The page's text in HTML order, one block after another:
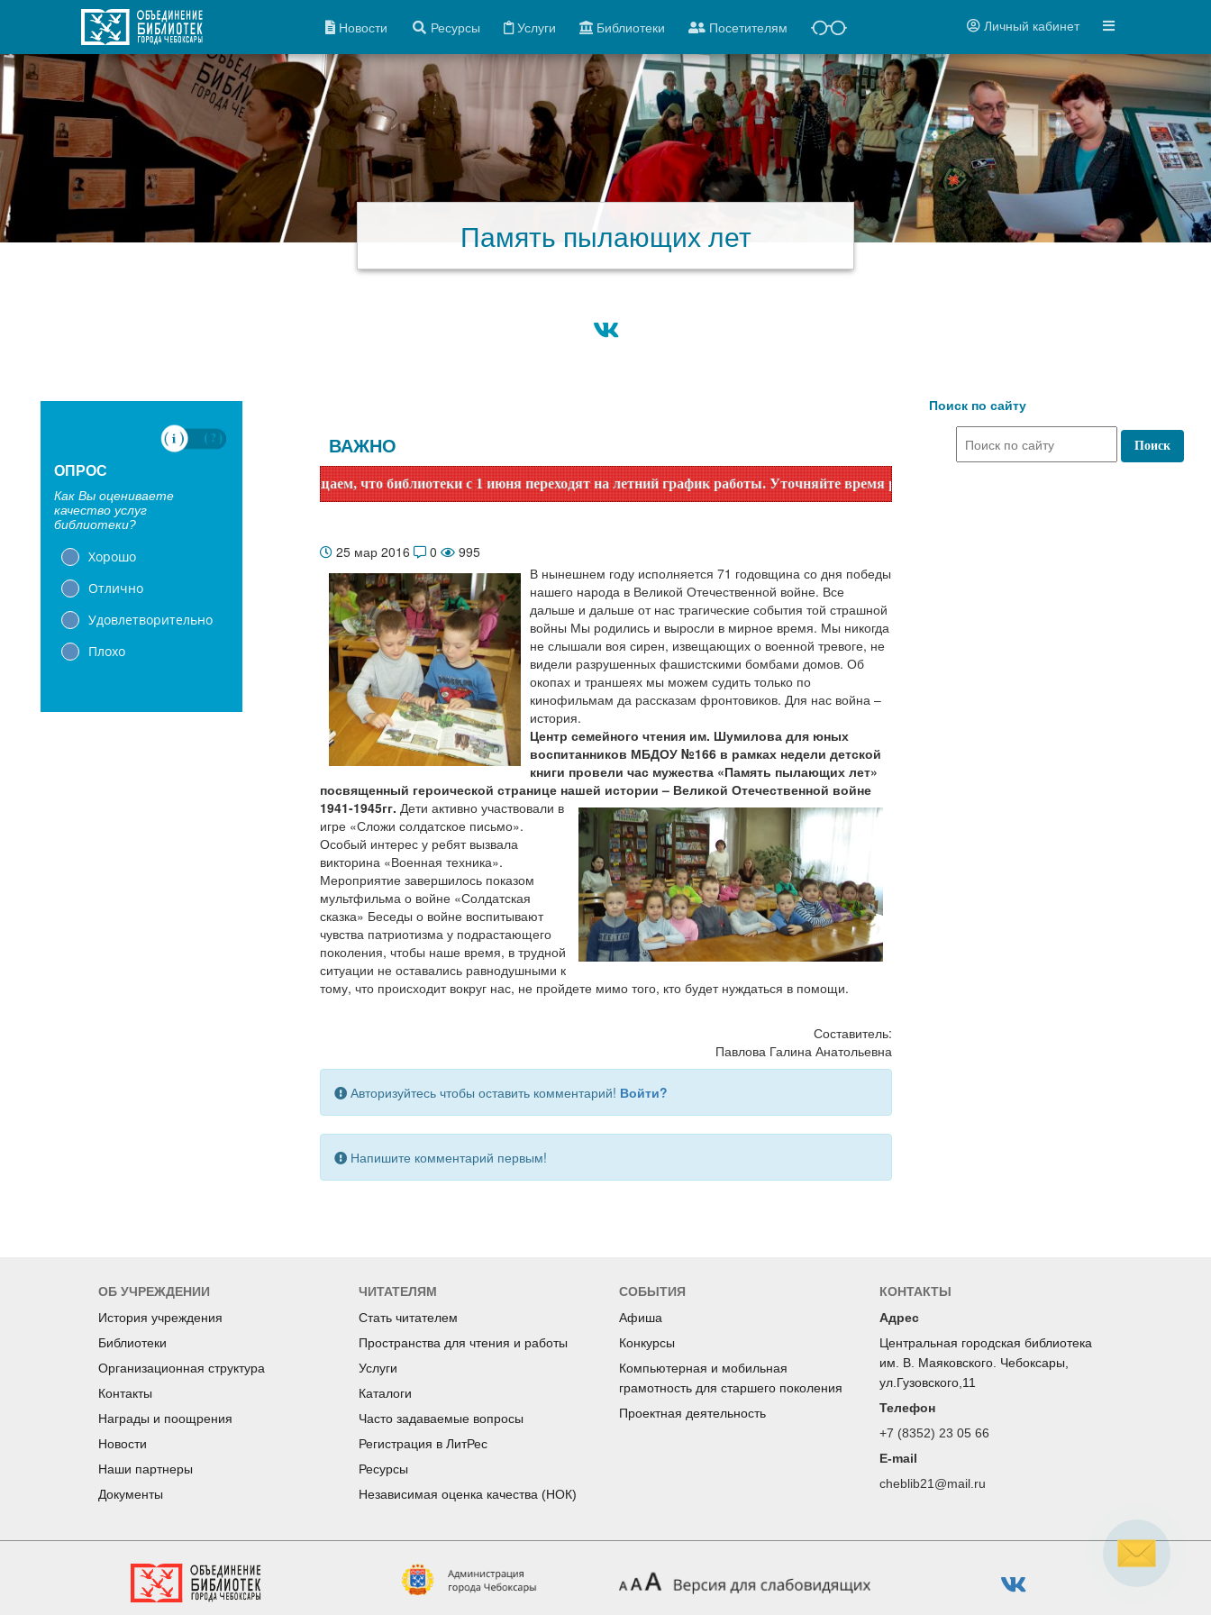
Новости Ресурсы Услуги Библиотеки Посетителям Личный кабинет
Память пылающих лет
ОПРОС
Как Вы оцениваете
качество услуг
библиотеки?
Хорошо
Отлично
Удовлетворительно
Плохо
ВАЖНО
Уважаемые читатели! Сообщаем, что библиотеки с 1 июня переходят на летний график работы. Уточняйте время работы по номеру телефона или на сайте в разделе
25 мар 2016 0
995
В нынешнем году исполняется 71 годовщина со дня победы
нашего народа в Великой Отечественной войне. Все
дальше и дальше от нас трагические события той страшной
войны Мы родились и выросли в мирное время. Мы никогда
не слышали воя сирен, извещающих о военной тревоге, не
видели разрушенных фашистскими бомбами домов. Об
окопах и траншеях мы можем судить только по
кинофильмам да рассказам фронтовиков. Для нас война –
история.
Центр семейного чтения им. Шумилова для юных
воспитанников МБДОУ №166 в рамках недели детской
книги провели час мужества «Память пылающих лет»
посвященный героической странице нашей истории – Великой Отечественной войне
1941-1945гг. Дети активно участвовали в
игре «Сложи солдатское письмо».
Особый интерес у ребят вызвала
викторина «Военная техника».
Мероприятие завершилось показом
мультфильма о войне «Солдатская
сказка» Беседы о войне воспитывают
чувства патриотизма у подрастающего
поколения, чтобы наше время, в трудной
ситуации не оставались равнодушными к
тому, что происходит вокруг нас, не пройдете мимо того, кто будет нуждаться в помощи.
Составитель:
Павлова Галина Анатольевна
Авторизуйтесь чтобы оставить комментарий! Войти?
Напишите комментарий первым!
Поиск по сайту
ОБ УЧРЕЖДЕНИИ
История учреждения
Библиотеки
Организационная структура
Контакты
Награды и поощрения
Новости
Наши партнеры
Документы
ЧИТАТЕЛЯМ
Стать читателем
Пространства для чтения и работы
Услуги
Каталоги
Часто задаваемые вопросы
Регистрация в ЛитРес
Ресурсы
Независимая оценка качества (НОК)
СОБЫТИЯ
Афиша
Конкурсы
Компьютерная и мобильная
грамотность для старшего поколения
Проектная деятельность
КОНТАКТЫ
Адрес
Центральная городская библиотека
им. В. Маяковского. Чебоксары,
ул.Гузовского,11
Телефон
+7 (8352) 23 05 66
E-mail
cheblib21@mail.ru